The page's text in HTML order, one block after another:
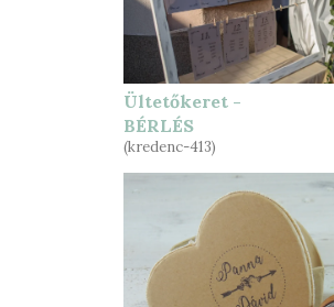
Ültetőkeret -
BÉRLÉS
(kredenc-413)